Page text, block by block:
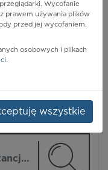
Wycofanie
prawem używania plików
przed jej wycofaniem.
osobowych i plikach
.
wszystkie